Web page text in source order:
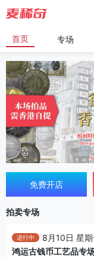
首页 专场
免费开店
拍卖专场
进行中
8月10日 星
鸿运古钱币工艺品专